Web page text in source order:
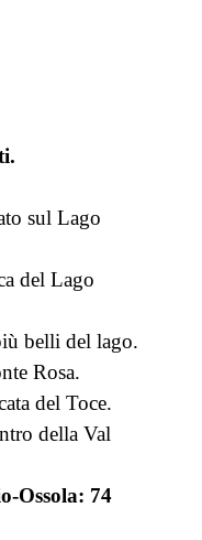
sul Lago
del Lago
belli del lago.
Rosa.
del Toce.
della Val
Ossola: 74